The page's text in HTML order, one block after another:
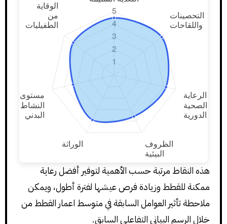
هذه النقاط مرتبة حسب الأهمية لتوفير أفضل رعاية
ممكنة للقطط وزيادة فرص عيشها لفترة أطول، ويمكن
ملاحطة تأثير العوامل السابقة في متوسط اعمار القطط من
خلال الرسم البياني التفاعلي السابق.